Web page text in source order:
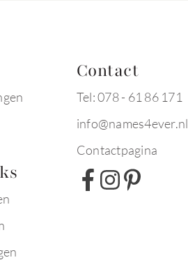
Contact
Tel: 078 - 61 86 171
info@names4ever.nl
Contactpagina